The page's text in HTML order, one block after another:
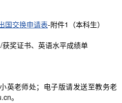
国交换申请表-附件1（本科生）
奖证书、英语水平成绩单
英老师处；电子版请发送至教务老
。